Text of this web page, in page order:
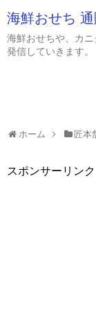
海鮮おせち
海鮮おせちや、カ
発信していきます。
ホーム 匠本
スポンサーリンク